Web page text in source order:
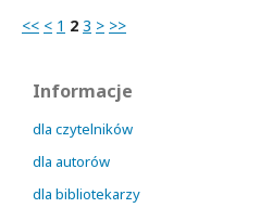
<< < 1 2 3 > >>
Informacje
dla czytelników
dla autorów
dla bibliotekarzy